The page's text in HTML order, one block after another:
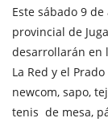
Este sábado 9
provincial de
desarrollarán en
La Red y el
newcom, sapo,
tenis de mesa,